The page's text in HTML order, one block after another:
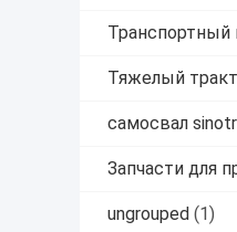
Транспортный
Тяжелый
самосвал
Запчасти для
ungrouped (1)